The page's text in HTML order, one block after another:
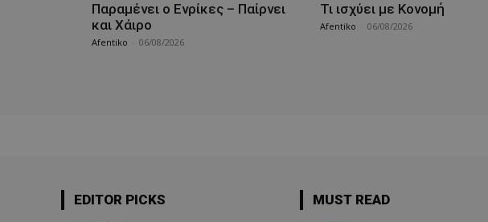
Παραμένει ο Ενρίκες – Παίρνει
και Χάιρο
Afentiko 06/08/2026
Τι ισχύει με Κονομή
Afentiko 06/08/2026
EDITOR PICKS MUST READ